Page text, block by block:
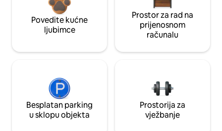
Povedite kućne
ljubimce
Prostor za rad na
prijenosnom
računalu
Besplatan parking
u sklopu objekta
Prostorija za
vježbanje